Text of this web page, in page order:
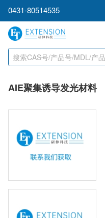
0431-80514535
AIE聚集诱导发光材料